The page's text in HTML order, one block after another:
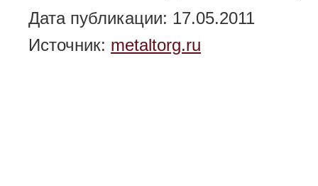
Дата публикации: 17.05.2011
Источник: metaltorg.ru